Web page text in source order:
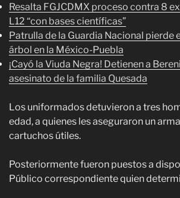
Resalta FGJCDMX proceso contra 8
L12 “con bases científicas”
Patrulla de la Guardia Nacional
árbol en la México-Puebla
¡Cayó la Viuda Negra! Detienen a
asesinato de la familia Quesada
Los uniformados detuvieron a tres
edad, a quienes les aseguraron un
cartuchos útiles.
Posteriormente fueron puestos a
Público correspondiente quien